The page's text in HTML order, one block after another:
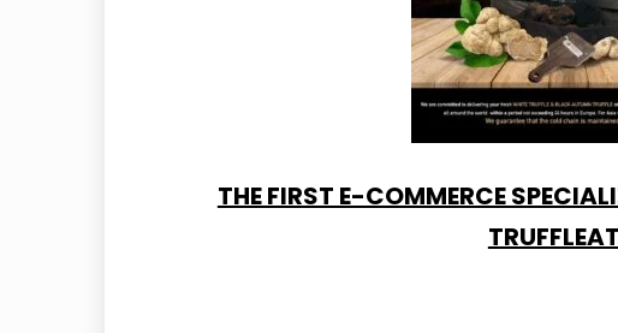
THE FIRST E-COMMERCE